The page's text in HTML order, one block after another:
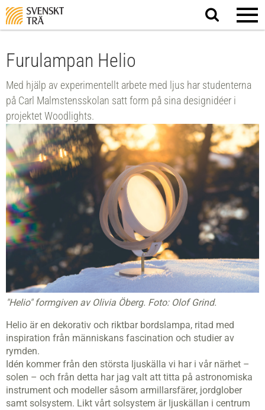
Sök
på
Furulampan Helio
Med hjälp av experimentellt arbete med ljus har studenterna
på Carl Malmstensskolan satt form på sina designidéer i
projektet Woodlights.
"Helio" formgiven av Olivia Öberg. Foto: Olof Grind.
Helio är en dekorativ och riktbar bordslampa, ritad med
inspiration från människans fascination och studier av
rymden.
Idén kommer från den största ljuskälla vi har i vår närhet –
solen – och från detta har jag valt att titta på astronomiska
instrument och modeller såsom armillarsfärer, jordglober
samt solsystem. Likt vårt solsystem är ljuskällan i centrum